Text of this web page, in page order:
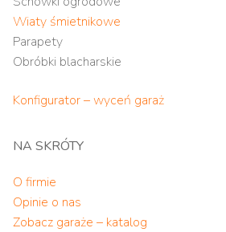
Wiaty śmietnikowe
Parapety
Obróbki blacharskie
Konfigurator – wyceń garaż
NA SKRÓTY
O firmie
Opinie o nas
Zobacz garaże – katalog